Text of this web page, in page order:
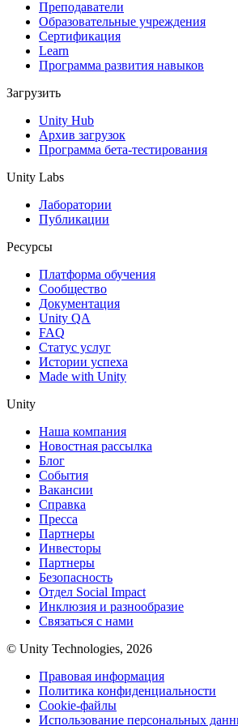
XR-игры
Запускайте XR-игры на разных
Упрощенное создание
Преподаватели
Образовательные учреждения
Сертификация
Learn
Программа развития навыков
Загрузить
Unity Hub
Архив загрузок
Программа бета-тестирования
Unity Labs
Лаборатории
Публикации
Ресурсы
Платформа обучения
Сообщество
Документация
Unity QA
FAQ
Статус услуг
Истории успеха
Made with Unity
Unity
Наша компания
Новостная рассылка
Блог
События
Вакансии
Справка
Пресса
Партнеры
Инвесторы
Партнеры
Безопасность
Отдел Social Impact
Инклюзия и разнообразие
Связаться с нами
© Unity Technologies, 2026
Правовая информация
Политика конфиденциальности
Cookie-файлы
Использование персональных